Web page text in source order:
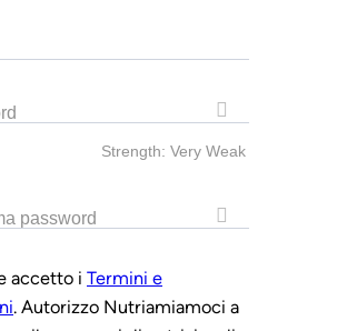
Strength: Very Weak
password
accetto i Termini e
. Autorizzo Nutriamiamoci a